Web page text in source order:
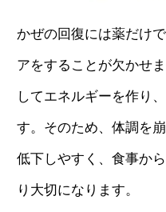
かぜの回復には薬だけ
アをすることが欠かせ
してエネルギーを作り
す。そのため、体調を
低下しやすく、食事か
り大切になります。